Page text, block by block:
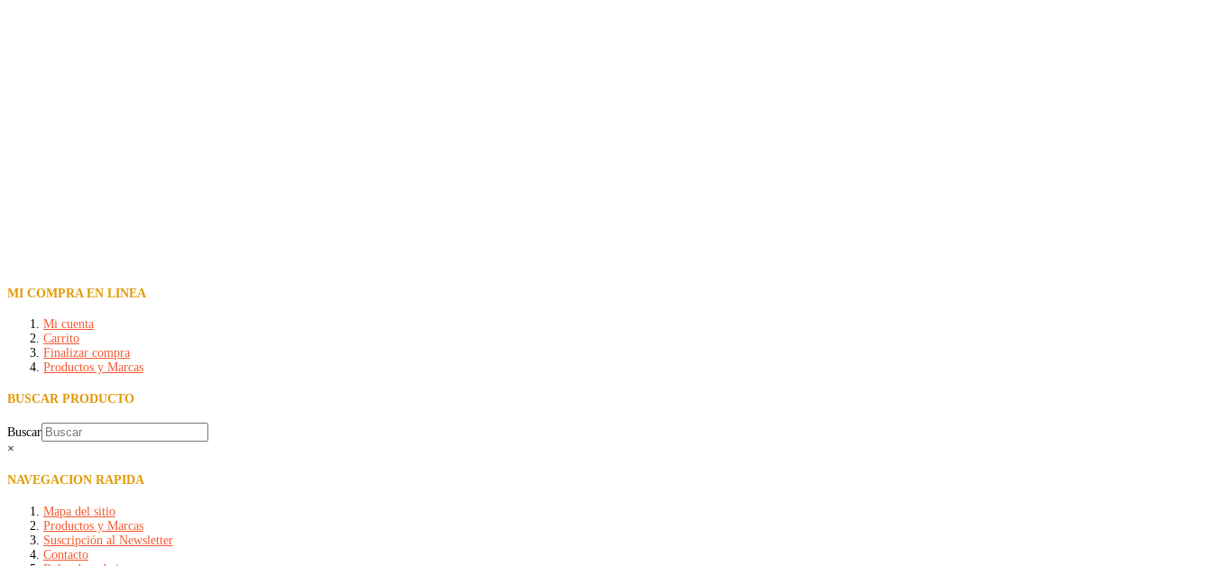
MI COMPRA EN LINEA
Mi cuenta
Carrito
Finalizar compra
Productos y Marcas
BUSCAR PRODUCTO
Buscar
×
NAVEGACION RAPIDA
Mapa del sitio
Productos y Marcas
Suscripción al Newsletter
Contacto